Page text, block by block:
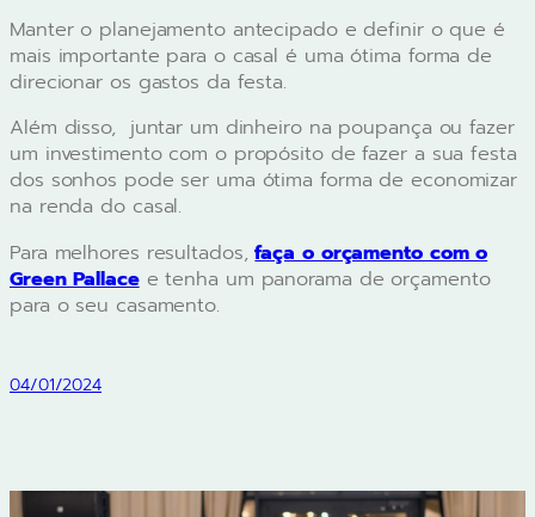
Manter o planejamento antecipado e definir o que é
mais importante para o casal é uma ótima forma de
direcionar os gastos da festa.
Além disso, juntar um dinheiro na poupança ou fazer
um investimento com o propósito de fazer a sua festa
dos sonhos pode ser uma ótima forma de economizar
na renda do casal.
Para melhores resultados,faça o orçamento com o
Green Pallacee tenha um panorama de orçamento
para o seu casamento.
04/01/2024